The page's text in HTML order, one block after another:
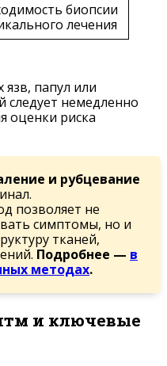
биопсии
лечения
папул или
следует немедленно
оценки риска
и рубцевание
позволяет не
симптомы, но и
тканей,
Подробнее — в
методах.
и ключевые